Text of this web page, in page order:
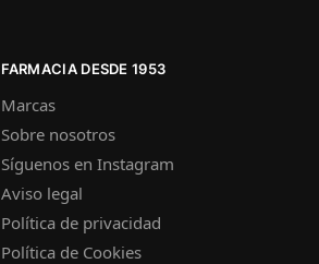
FARMACIA DESDE 1953
Marcas
Sobre nosotros
Síguenos en Instagram
Aviso legal
Política de privacidad
Política de Cookies